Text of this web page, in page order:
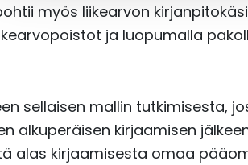
myös liikearvon
ja luopumalla
sellaisen mallin tutkimisesta,
alkuperäisen kirjaamisen
alas kirjaamisesta omaa